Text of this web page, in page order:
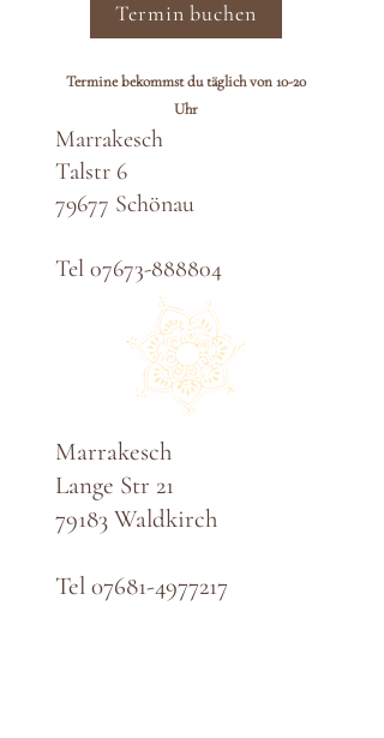
Termin buchen
Termine bekommst du täglich von 10-20
Uhr
Marrakesch
Talstr 6
79677 Schönau
Tel 07673-888804
Marrakesch
Lange Str 21
79183 Waldkirch
Tel 07681-4977217